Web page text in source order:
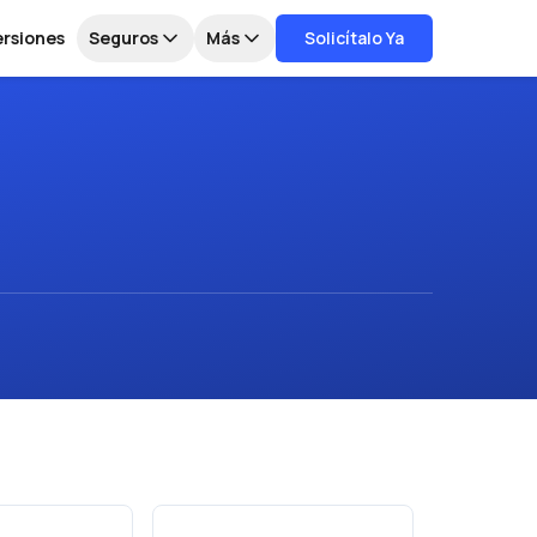
Seguros Más Solicítalo Ya